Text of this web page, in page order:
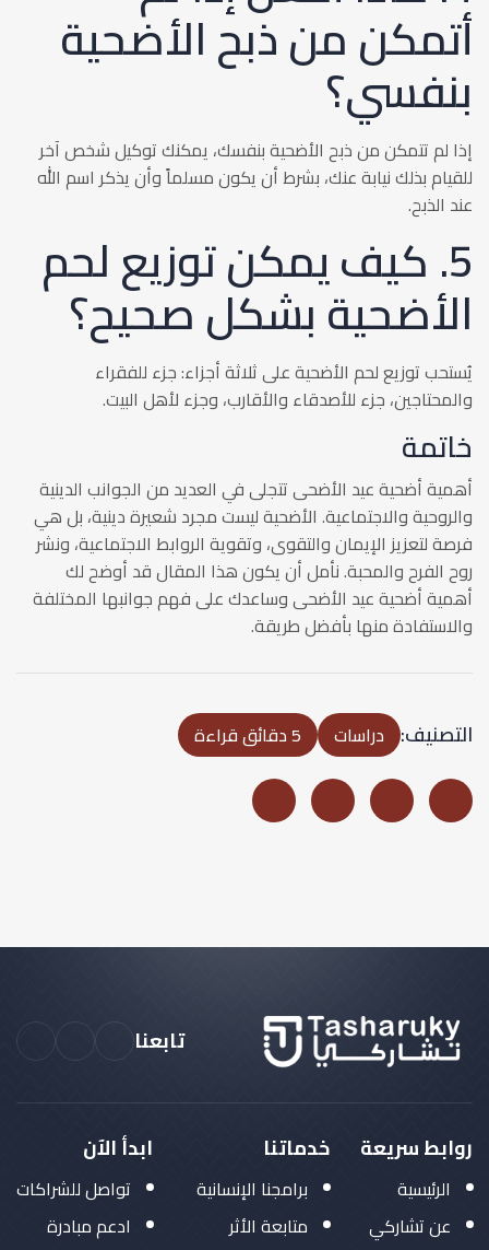
أتمكن من ذبح الأضحية
بنفسي؟
إذا لم تتمكن من ذبح الأضحية بنفسك، يمكنك توكيل شخص آخر
للقيام بذلك نيابة عنك، بشرط أن يكون مسلماً وأن يذكر اسم الله
عند الذبح.
5. كيف يمكن توزيع لحم
الأضحية بشكل صحيح؟
يُستحب توزيع لحم الأضحية على ثلاثة أجزاء: جزء للفقراء
والمحتاجين، جزء للأصدقاء والأقارب، وجزء لأهل البيت.
خاتمة
أهمية أضحية عيد الأضحى تتجلى في العديد من الجوانب الدينية
والروحية والاجتماعية. الأضحية ليست مجرد شعيرة دينية، بل هي
فرصة لتعزيز الإيمان والتقوى، وتقوية الروابط الاجتماعية، ونشر
روح الفرح والمحبة. نأمل أن يكون هذا المقال قد أوضح لك
أهمية أضحية عيد الأضحى وساعدك على فهم جوانبها المختلفة
والاستفادة منها بأفضل طريقة.
التصنيف: دراسات 5 دقائق قراءة
تابعنا
روابط سريعة
الرئيسية
عن تشاركي
خدماتنا
برامجنا الإنسانية
متابعة الأثر
ابدأ الآن
تواصل للشراكات
ادعم مبادرة